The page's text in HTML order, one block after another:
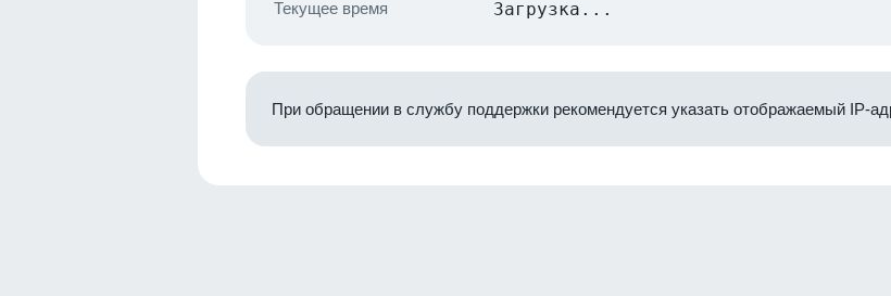
Текущее время Загрузка...
При обращении в службу поддержки рекомендуется указать отображаемый IP-